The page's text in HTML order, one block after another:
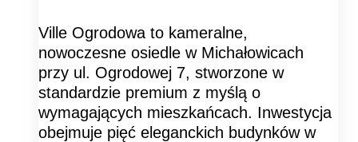
Ville Ogrodowa to kameralne,
nowoczesne osiedle w Michałowicach
przy ul. Ogrodowej 7, stworzone w
standardzie premium z myślą o
wymagających mieszkańcach. Inwestycja
obejmuje pięć eleganckich budynków w